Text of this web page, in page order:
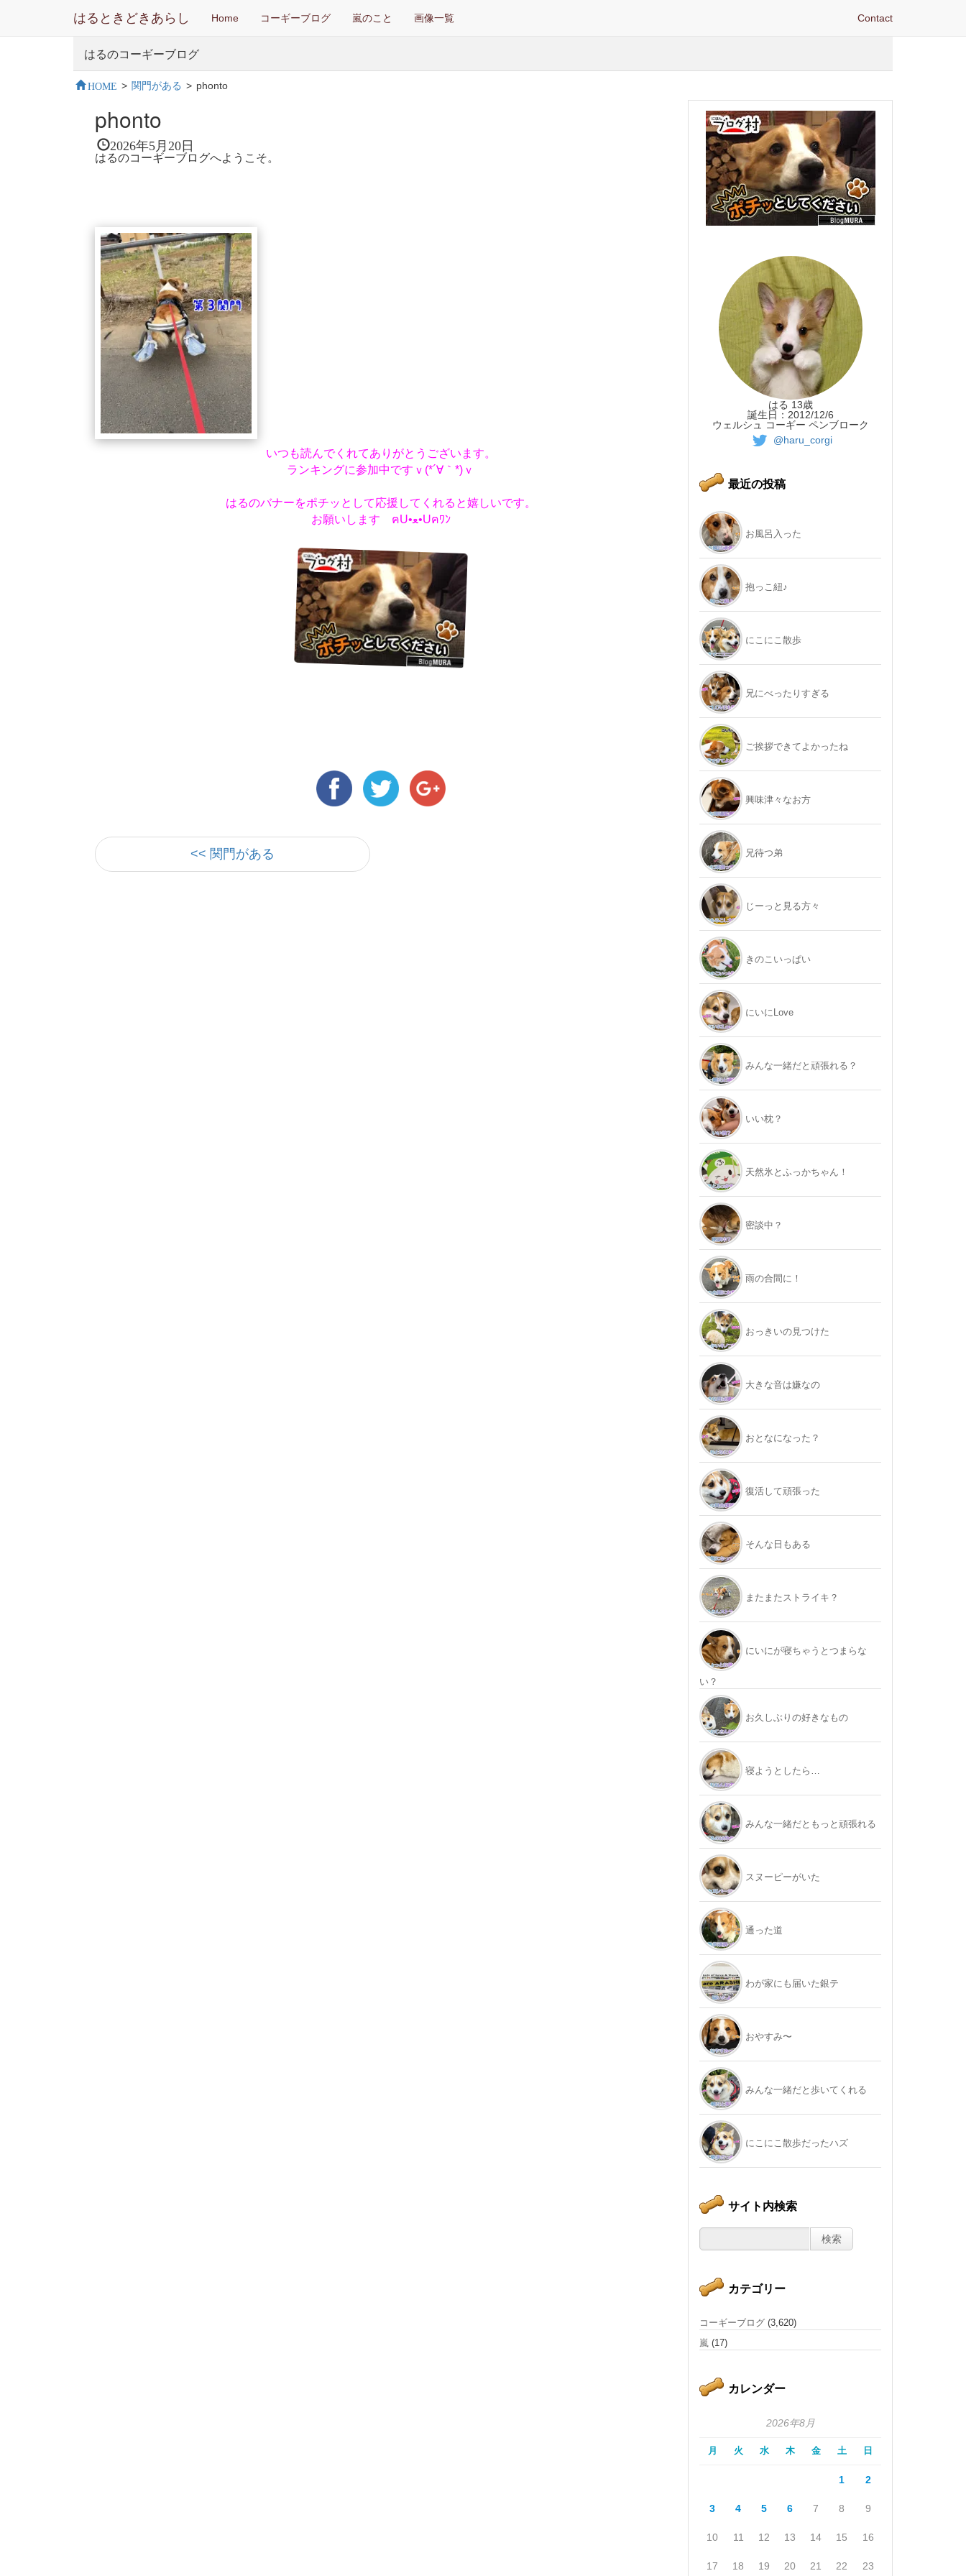
はるときどきあらし Home コーギーブログ 嵐のこと 画像一覧 Contact
はるのコーギーブログ
HOME > 関門がある > phonto
phonto
2026年5月20日
はるのコーギーブログへようこそ。
いつも読んでくれてありがとうございます。
ランキングに参加中ですｖ(*´∀｀*)ｖ
はるのバナーをポチッとして応援してくれると嬉しいです。
お願いします ฅU•ﻌ•Uฅﾜﾝ
<< 関門がある
はる 13歳
誕生日：2012/12/6
ウェルシュ コーギー ペンブローク
@haru_corgi
最近の投稿
お風呂入った
抱っこ紐♪
にこにこ散歩
兄にべったりすぎる
ご挨拶できてよかったね
興味津々なお方
兄待つ弟
じーっと見る方々
きのこいっぱい
にいにLove
みんな一緒だと頑張れる？
いい枕？
天然氷とふっかちゃん！
密談中？
雨の合間に！
おっきいの見つけた
大きな音は嫌なの
おとなになった？
復活して頑張った
そんな日もある
またまたストライキ？
にいにが寝ちゃうとつまらな
い？
お久しぶりの好きなもの
寝ようとしたら…
みんな一緒だともっと頑張れる
スヌーピーがいた
通った道
わが家にも届いた銀テ
おやすみ〜
みんな一緒だと歩いてくれる
にこにこ散歩だったハズ
サイト内検索
カテゴリー
コーギーブログ (3,620)
嵐 (17)
カレンダー
2026年8月
月 火 水 木 金 土 日
1 2
3 4 5 6 7 8 9
10 11 12 13 14 15 16
17 18 19 20 21 22 23